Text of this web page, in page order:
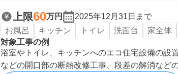
上限60万円
2025年12月31日まで
お風呂
キッチン トイレ 洗面台 家全体
対象工事の例
浴室やトイレ、キッチンへのエコ住宅設備の設
などの開口部の断熱改修工事、段差の解消など